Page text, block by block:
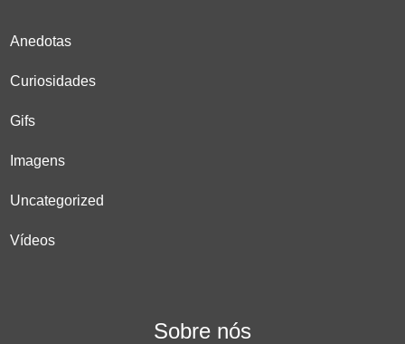
Anedotas
Curiosidades
Gifs
Imagens
Uncategorized
Vídeos
Sobre nós